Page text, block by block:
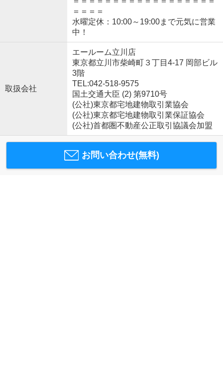
＝＝＝＝
水曜定休：10:00～19:00まで元気に営業
中！
取扱会社
エールーム立川店
東京都立川市柴崎町３丁目4-17 岡部ビル
3階
TEL:042-518-9575
国土交通大臣 (2) 第9710号
(公社)東京都宅地建物取引業協会
(公社)東京都宅地建物取引業保証協会
(公社)首都圏不動産公正取引協議会加盟
お問い合わせ(無料)